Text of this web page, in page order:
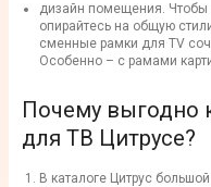
дизайн помещения. Чтобы
опирайтесь на общую
сменные рамки для TV
Особенно – с рамами
Почему выгодно
для ТВ Цитрусе?
В каталоге Цитрус